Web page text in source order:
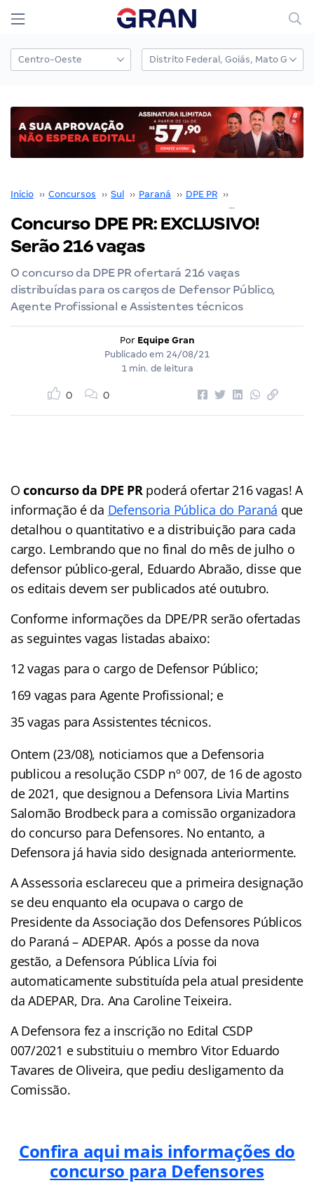
Início ›› Concursos ›› Sul ›› Paraná ›› DPE PR ››
Concurso DPE PR: EXCLUSIVO!
Serão 216 vagas
O concurso da DPE PR ofertará 216 vagas
distribuídas para os cargos de Defensor Público,
Agente Profissional e Assistentes técnicos
Por Equipe Gran
Publicado em 24/08/21
1 min. de leitura
0 0
Oconcurso da DPE PRpoderá ofertar 216 vagas! A
informação é da Defensoria Pública do Paraná que
detalhou o quantitativo e a distribuição para cada
cargo. Lembrando que no final do mês de julho o
defensor público-geral, Eduardo Abraão, disse que
os editais devem ser publicados até outubro.
Conforme informações da DPE/PR serão ofertadas
as seguintes vagas listadas abaixo:
12 vagas para o cargo de Defensor Público;
169 vagas para Agente Profissional; e
35 vagas para Assistentes técnicos.
Ontem (23/08), noticiamos que a Defensoria
publicou a resolução CSDP nº 007, de 16 de agosto
de 2021, que designou a Defensora Livia Martins
Salomão Brodbeck para a comissão organizadora
do concurso para Defensores. No entanto, a
Defensora já havia sido designada anteriormente.
A Assessoria esclareceu que a primeira designação
se deu enquanto ela ocupava o cargo de
Presidente da Associação dos Defensores Públicos
do Paraná – ADEPAR. Após a posse da nova
gestão, a Defensora Pública Lívia foi
automaticamente substituída pela atual presidente
da ADEPAR, Dra. Ana Caroline Teixeira.
A Defensora fez a inscrição no Edital CSDP
007/2021 e substituiu o membro Vitor Eduardo
Tavares de Oliveira, que pediu desligamento da
Comissão.
Confira aqui mais informações do
concurso para Defensores